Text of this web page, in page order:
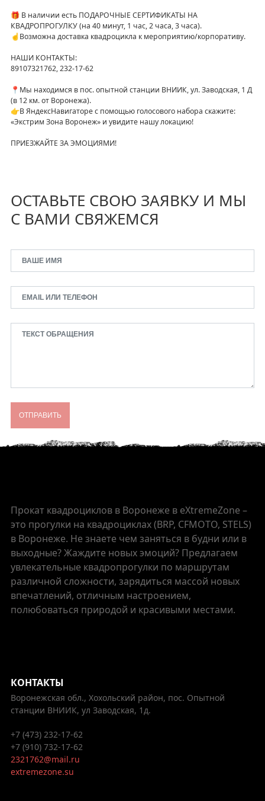
🎁 В наличии есть ПОДАРОЧНЫЕ СЕРТИФИКАТЫ НА
КВАДРОПРОГУЛКУ (на 40 минут, 1 час, 2 часа, 3 часа).
☝️Возможна доставка квадроцикла к мероприятию/корпоративу.
НАШИ КОНТАКТЫ:­
89107321762, 232-17-62
📍Мы находимся в пос. опытной станции ВНИИК, ул. Заводская, 1 Д
(в 12 км. от Воронежа).
👉В ЯндексНавигаторе с помощью голосового набора скажите:
«Экстрим Зона Воронеж» и увидите нашу локацию!
ПРИЕЗЖАЙТЕ ЗА ЭМОЦИЯМИ!
ОСТАВЬТЕ СВОЮ ЗАЯВКУ И МЫ
С ВАМИ СВЯЖЕМСЯ
ОТПРАВИТЬ
Прокат квадроциклов в Воронеже в eXtremeZone –
это прогулки на квадроциклах (BRP, CFMOTO, STELS)
в Воронеже. Не знаете чем заняться в будни или в
выходные? Жаждите новых эмоций? Предлагаем
увлекательные квадропрогулки по маршрутам
различной сложности, зарядиться массой новых
впечатлений, отличным настроением,
полюбоваться природой и красивыми местами.
КОНТАКТЫ
Воронежская обл., Хохольский район, пос. Опытной
станции ВНИИК, ул Заводская, 1д.
+7 (473) 232-17-62
+7 (910) 732-17-62
2321762@mail.ru
extremezone.su